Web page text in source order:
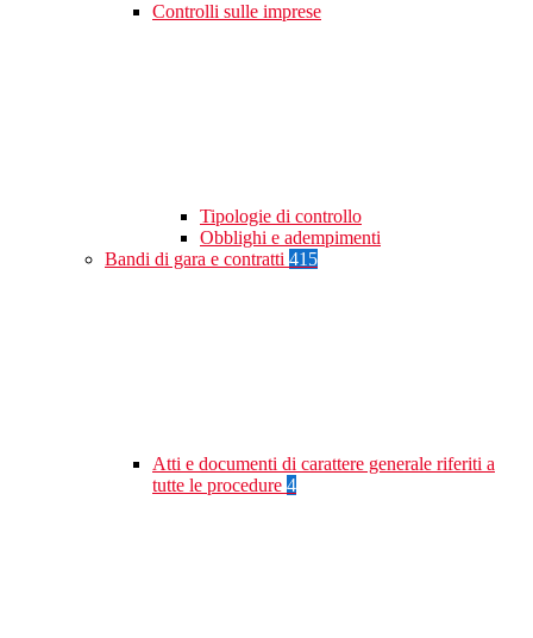
Controlli sulle imprese
Tipologie di controllo
Obblighi e adempimenti
Bandi di gara e contratti 415
Atti e documenti di carattere generale riferiti a
tutte le procedure 4